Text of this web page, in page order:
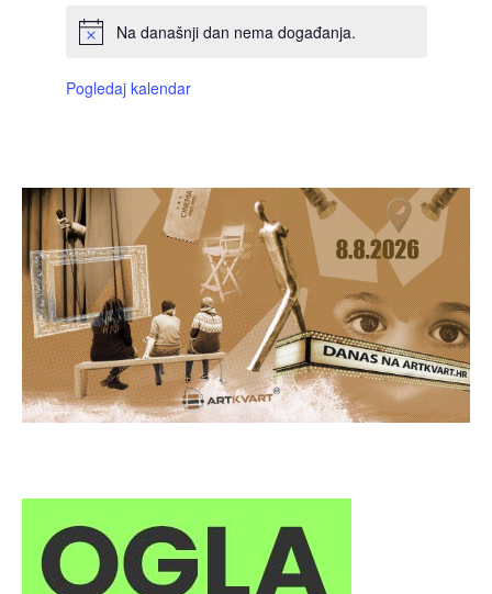
Na današnji dan nema događanja.
Pogledaj kalendar